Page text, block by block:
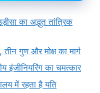
का अद्भुत तांत्रिक
गुण और मोक्ष का मार्ग
का चमत्कार
में रहता है यति